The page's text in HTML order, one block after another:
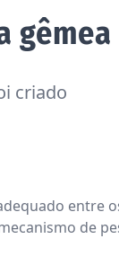
gêmea
criado
entre
de